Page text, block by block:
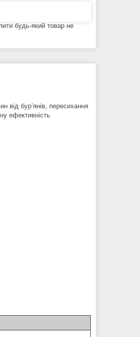
будь-який товар не
від бур’янів, пересихання
ефективність